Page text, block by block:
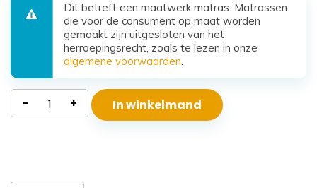
Dit betreft een maatwerk matras. Matrassen
die voor de consument op maat worden
gemaakt zijn uitgesloten van het
herroepingsrecht, zoals te lezen in onze
algemene voorwaarden.
Matras
- + In winkelmand